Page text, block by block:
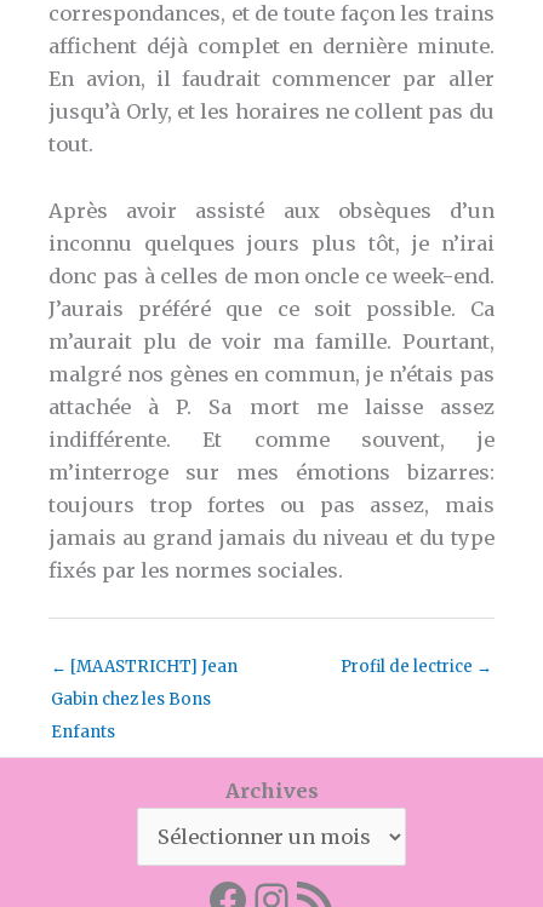
correspondances, et de toute façon les trains
affichent déjà complet en dernière minute.
En avion, il faudrait commencer par aller
jusqu’à Orly, et les horaires ne collent pas du
tout.
Après avoir assisté aux obsèques d’un
inconnu quelques jours plus tôt, je n’irai
donc pas à celles de mon oncle ce week-end.
J’aurais préféré que ce soit possible. Ca
m’aurait plu de voir ma famille. Pourtant,
malgré nos gènes en commun, je n’étais pas
attachée à P. Sa mort me laisse assez
indifférente. Et comme souvent, je
m’interroge sur mes émotions bizarres:
toujours trop fortes ou pas assez, mais
jamais au grand jamais du niveau et du type
fixés par les normes sociales.
← [MAASTRICHT] Jean
Gabin chez les Bons
Enfants
Profil de lectrice →
Archives